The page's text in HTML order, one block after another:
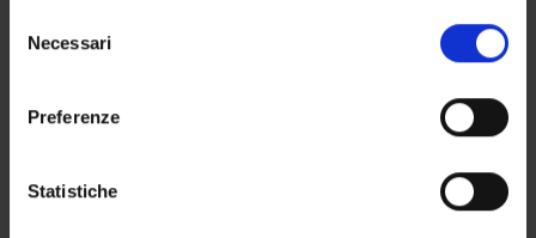
modificare o revocare il proprio consenso in qualsiasi
momento dalla Dichiarazione sui cookie o facendo clic
raccogliere informazioni sulla tua posizione
geografica, con un'approssimazione di qualche
delNecessari
Preferenze
Statistiche
AREE DI RICERCA